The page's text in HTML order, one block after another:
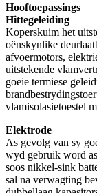
Hooftoepassings
Hittegeleiding
Koperskuim het
oënskynlike
afvoermotors,
uitstekende
goeie termiese
vlamisolasietoestel
Elektrode
As gevolg van sy
wyd gebruik word
soos nikkel-sink
sal na verwagting